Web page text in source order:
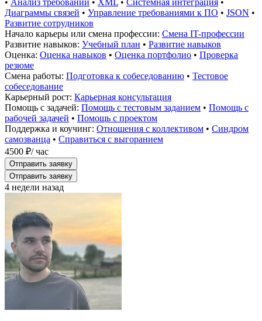
Диаграммы связей • Управление требованиями к ПО • JSON •
Развитие сотрудников
Начало карьеры или смена профессии: Смена IT-профессии
Развитие навыков: Учебный план • Развитие навыков
Оценка: Оценка навыков • Оценка портфолио • Проверка
резюме
Смена работы: Подготовка к собеседованию • Тестовое
собеседование
Карьерный рост: Карьерная консультация
Помощь с задачей: Помощь с тестовым заданием • Помощь с
рабочей задачей • Помощь с проектом
Поддержка и коучинг: Отношения с коллективом • Синдром
самозванца • Справиться с выгоранием
4500 ₽/ час
Отправить заявку
Отправить заявку
4 недели назад